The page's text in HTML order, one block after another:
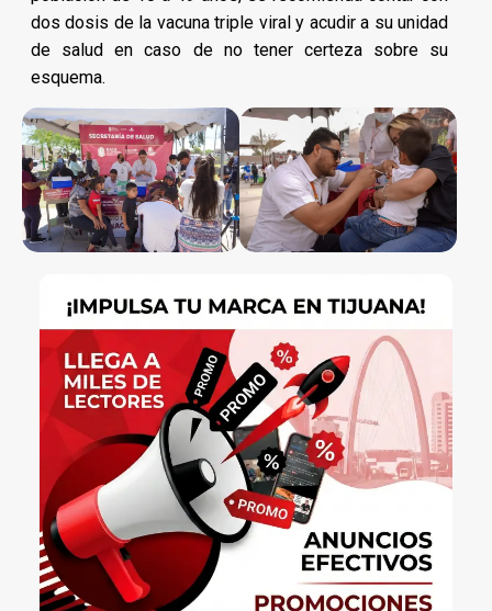
dos dosis de la vacuna triple viral y acudir a su unidad
de salud en caso de no tener certeza sobre su
esquema.